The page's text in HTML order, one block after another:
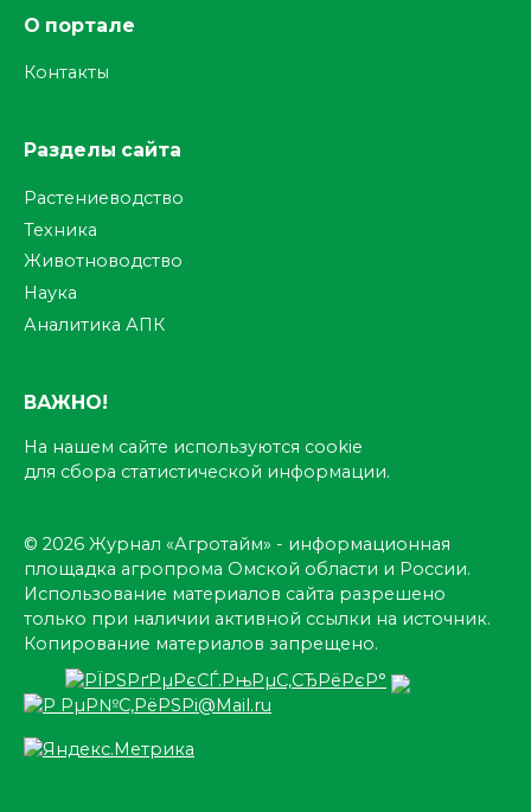
О портале
Контакты
Разделы сайта
Растениеводство
Техника
Животноводство
Наука
Аналитика АПК
ВАЖНО!
На нашем сайте используются cookie
для сбора статистической информации.
© 2026 Журнал «Агротайм» - информационная
площадка агропрома Омской области и России.
Использование материалов сайта разрешено
только при наличии активной ссылки на источник.
Копирование материалов запрещено.